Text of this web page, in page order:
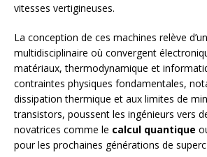
vitesses vertigineuses.
La conception de ces machines relève
multidisciplinaire où convergent
matériaux, thermodynamique et
contraintes physiques fondamentales,
dissipation thermique et aux limites de
transistors, poussent les ingénieurs vers
novatrices comme le calcul quantique
pour les prochaines générations de